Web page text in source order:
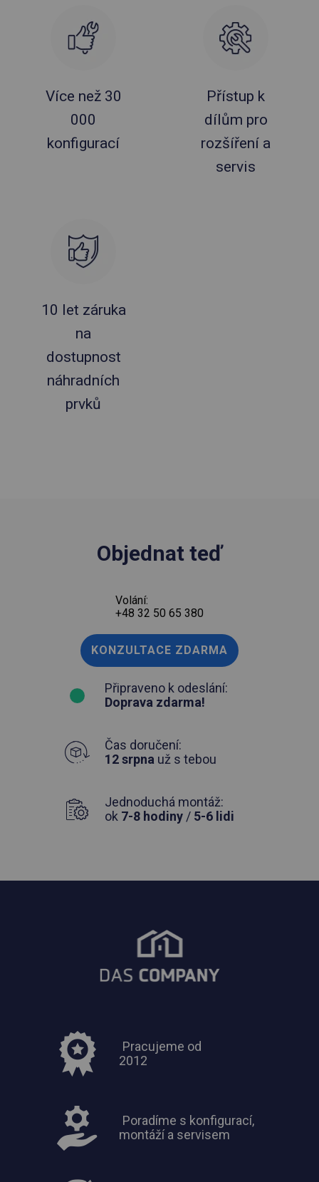
Více než 30
000
konfigurací
Přístup k
dílům pro
rozšíření a
servis
10 let záruka
na
dostupnost
náhradních
prvků
Objednat teď
Volání:
+48 32 50 65 380
KONZULTACE ZDARMA
Připraveno k odeslání:
Doprava zdarma!
Čas doručení:
12 srpna už s tebou
Jednoduchá montáž:
ok 7-8 hodiny / 5-6 lidi
Pracujeme od
2012
Poradíme s konfigurací,
montáží a servisem